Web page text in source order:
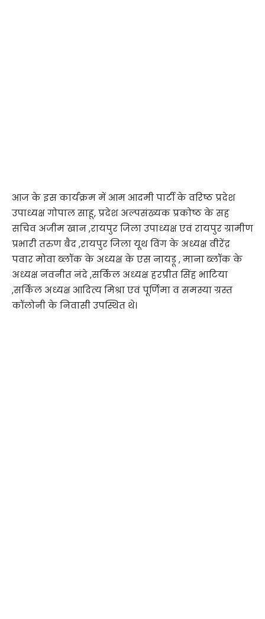
आज के इस कार्यक्रम में आम आदमी पार्टी के वरिष्ठ प्रदेश
उपाध्यक्ष गोपाल साहू, प्रदेश अल्पसंख्यक प्रकोष्ठ के सह
सचिव अजीम खान ,रायपुर जिला उपाध्यक्ष एवं रायपुर ग्रामीण
प्रभारी तरुण बैद ,रायपुर जिला यूथ विंग के अध्यक्ष वीरेंद्र
पवार मोवा ब्लॉक के अध्यक्ष के एस नायडू , माना ब्लॉक के
अध्यक्ष नवनीत नंदे ,सर्किल अध्यक्ष हरप्रीत सिंह भाटिया
,सर्किल अध्यक्ष आदित्य मिश्रा एवं पूर्णिमा व समस्या ग्रस्त
कॉलोनी के निवासी उपस्थित थे।